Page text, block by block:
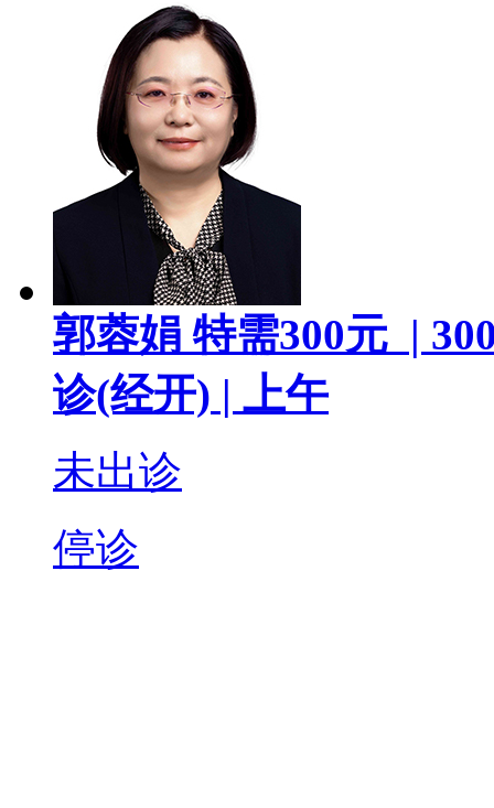
郭蓉娟 特需300元 |
诊(经开) | 上午
未出诊
停诊